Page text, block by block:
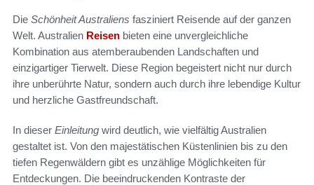
Die Schönheit Australiens fasziniert Reisende auf der ganzen
Welt. Australien Reisen bieten eine unvergleichliche
Kombination aus atemberaubenden Landschaften und
einzigartiger Tierwelt. Diese Region begeistert nicht nur durch
ihre unberührte Natur, sondern auch durch ihre lebendige Kultur
und herzliche Gastfreundschaft.
In dieser Einleitung wird deutlich, wie vielfältig Australien
gestaltet ist. Von den majestätischen Küstenlinien bis zu den
tiefen Regenwäldern gibt es unzählige Möglichkeiten für
Entdeckungen. Die beeindruckenden Kontraste der